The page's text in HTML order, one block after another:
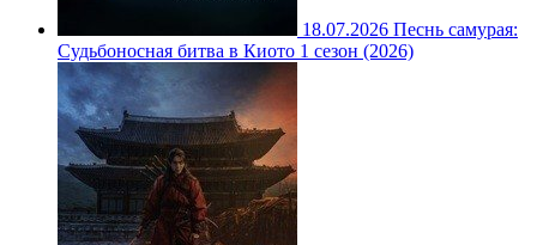
18.07.2026 Песнь самурая:
Судьбоносная битва в Киото 1 сезон (2026)